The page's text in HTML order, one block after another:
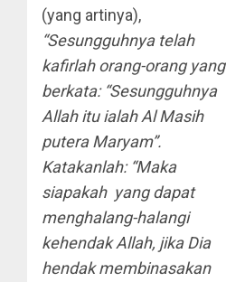
(yang artinya),
“Sesungguhnya telah
kafirlah orang-orang yang
berkata: “Sesungguhnya
Allah itu ialah Al Masih
putera Maryam”.
Katakanlah: “Maka
siapakah yang dapat
menghalang-halangi
kehendak Allah, jika Dia
hendak membinasakan